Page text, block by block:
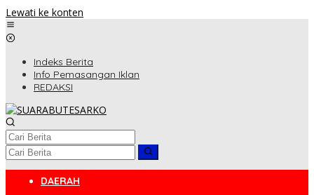
Lewati ke konten
Indeks Berita
Info Pemasangan Iklan
REDAKSI
DAERAH